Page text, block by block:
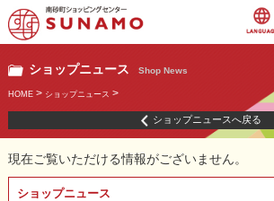
ショップニュース Shop News
HOME> ショップニュース >
ショップニュースへ戻る
現在ご覧いただける情報がございません。
ショップニュース